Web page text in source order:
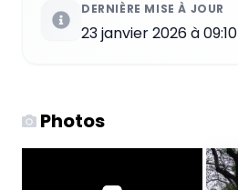
DERNIÈRE MISE À JOUR
23 janvier 2026 à 09:10
Photos